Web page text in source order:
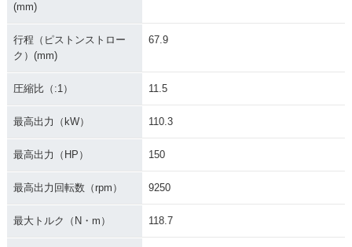
(mm)
行程（ピストンストロー
ク）(mm)
67.9
圧縮比（:1） 11.5
最高出力（kW） 110.3
最高出力（HP） 150
最高出力回転数（rpm） 9250
最大トルク（N・m） 118.7